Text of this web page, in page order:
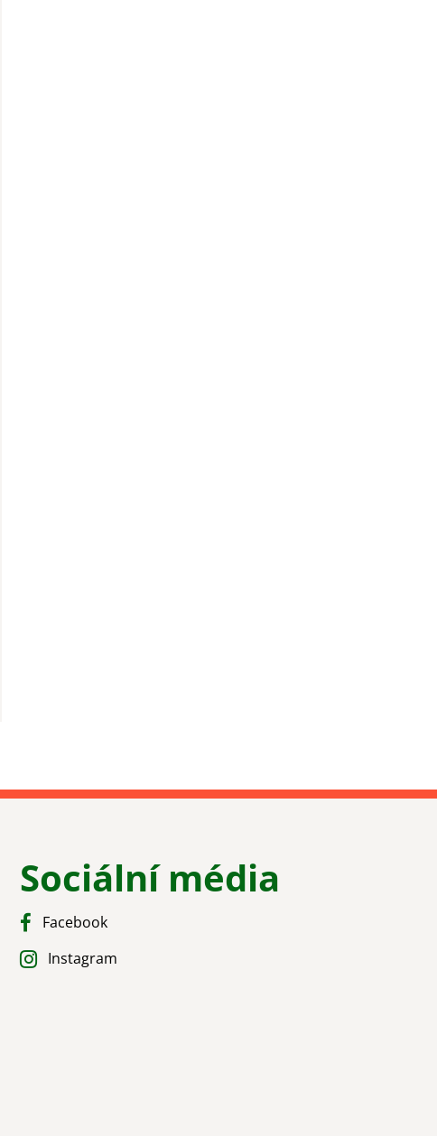
Sociální média
Facebook
Instagram